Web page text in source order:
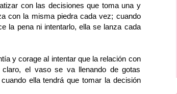
con las decisiones que toma una y
con la misma piedra cada vez; cuando
la pena ni intentarlo, ella se lanza cada
y corage al intentar que la relación con
el vaso se va llenando de gotas
ella tendrá que tomar la decisión